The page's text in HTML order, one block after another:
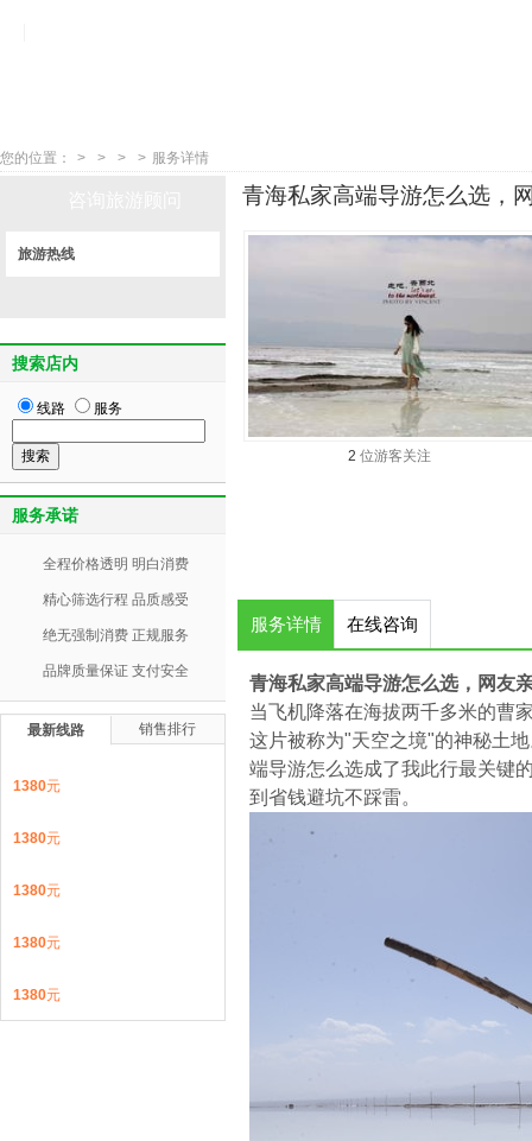
您的位置： > > > > 服务详情
青海私家高端导游怎么选，
2 位游客关注
服务详情 在线咨询
青海私家高端导游怎么选，网友
当飞机降落在海拔两千多米的曹
这片被称为"天空之境"的神秘土
端导游怎么选成了我此行最关键
到省钱避坑不踩雷。
旅游热线
搜索店内
线路 服务
服务承诺
全程价格透明 明白消费
精心筛选行程 品质感受
绝无强制消费 正规服务
品牌质量保证 支付安全
最新线路 销售排行
1380元
1380元
1380元
1380元
1380元